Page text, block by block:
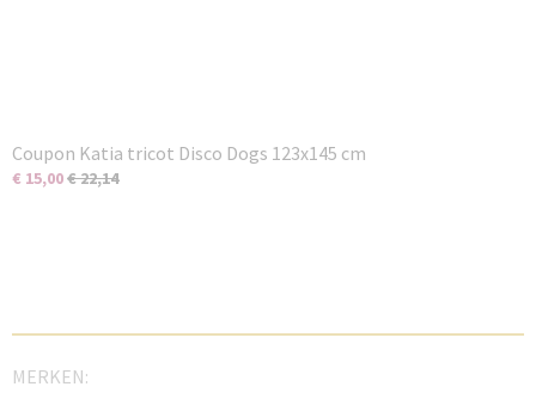
Coupon Katia tricot Disco Dogs 123x145 cm
€ 15,00€ 22,14
MERKEN: